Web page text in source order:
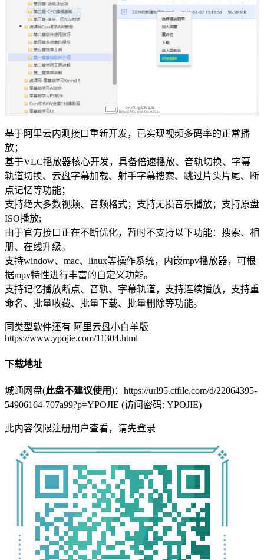
基于阿里云内测接口重新开发，已实现视频多码率的正常播
放；
基于VLC播放器核心开发，具备倍速播放、音轨切换、字幕
轨道切换、云盘字幕加载、射手字幕搜索、跳过片头片尾、断
点记忆等功能；
支持绝大多数视频、音频格式；支持无损音乐播放；支持原盘
ISO播放;
由于官方接口正在不断优化，暂时不支持以下功能：搜索、相
册、在线升级。
支持window、mac、linux等操作系统，内嵌mpv播放器，可根
据mpv特性进行丰富的自定义功能。
支持记忆播放断点、音轨、字幕轨道，支持连续播放，支持重
命名、批量收藏、批量下载、批量删除等功能。
同类型软件还有 阿里云盘小白羊版
https://www.ypojie.com/11304.html
下载地址
城通网盘(此盘不建议使用)：https://url95.ctfile.com/d/22064395-
54906164-707a99?p=YPOJIE (访问密码: YPOJIE)
此内容仅限注册用户查看，请先登录